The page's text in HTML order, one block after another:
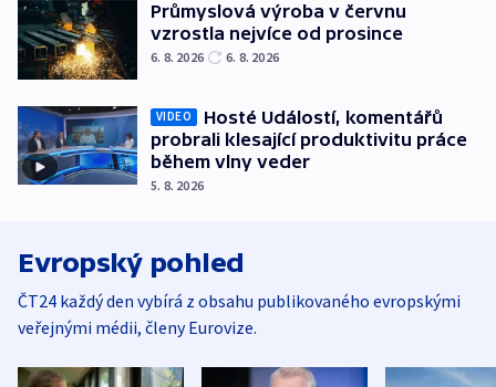
Průmyslová výroba v červnu
vzrostla nejvíce od prosince
6. 8. 2026 6. 8. 2026
VIDEO
Hosté Událostí, komentářů
probrali klesající produktivitu práce
během vlny veder
5. 8. 2026
Evropský pohled
ČT24 každý den vybírá z obsahu publikovaného evropskými
veřejnými médii, členy Eurovize.